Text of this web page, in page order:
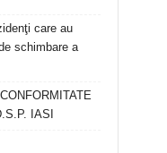
care au
schimbare a
IASI